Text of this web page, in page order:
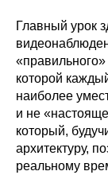
Главный урок
«правильного»
которой
наиболее
и не
который,
архитектуру,
реальному